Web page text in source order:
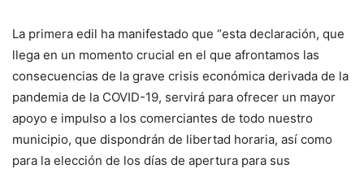
La primera edil ha manifestado que “esta declaración, que
llega en un momento crucial en el que afrontamos las
consecuencias de la grave crisis económica derivada de la
pandemia de la COVID-19, servirá para ofrecer un mayor
apoyo e impulso a los comerciantes de todo nuestro
municipio, que dispondrán de libertad horaria, así como
para la elección de los días de apertura para sus